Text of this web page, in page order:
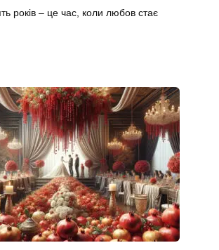
років – це час, коли любов стає